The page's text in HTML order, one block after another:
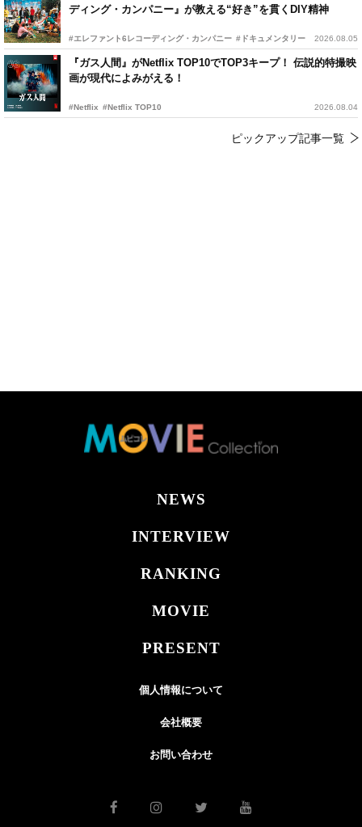
ディング・カンパニー』が教える“好き”を貫くDIY精神
#エレファント6レコーディング・カンパニー #ドキュメンタリー 2026.08.05
『ガス人間』がNetflix TOP10でTOP3キープ！ 伝説的特撮映
画が現代によみがえる！
#Netflix #Netflix TOP10 2026.08.04
ピックアップ記事一覧
NEWS
INTERVIEW
RANKING
MOVIE
PRESENT
個人情報について
会社概要
お問い合わせ